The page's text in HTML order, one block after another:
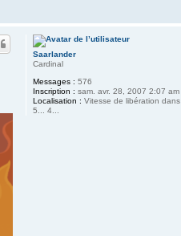
Saarlander
Cardinal
Messages : 576
Inscription : sam. avr. 28, 2007 2:07 am
Localisation : Vitesse de libération dans
5... 4...